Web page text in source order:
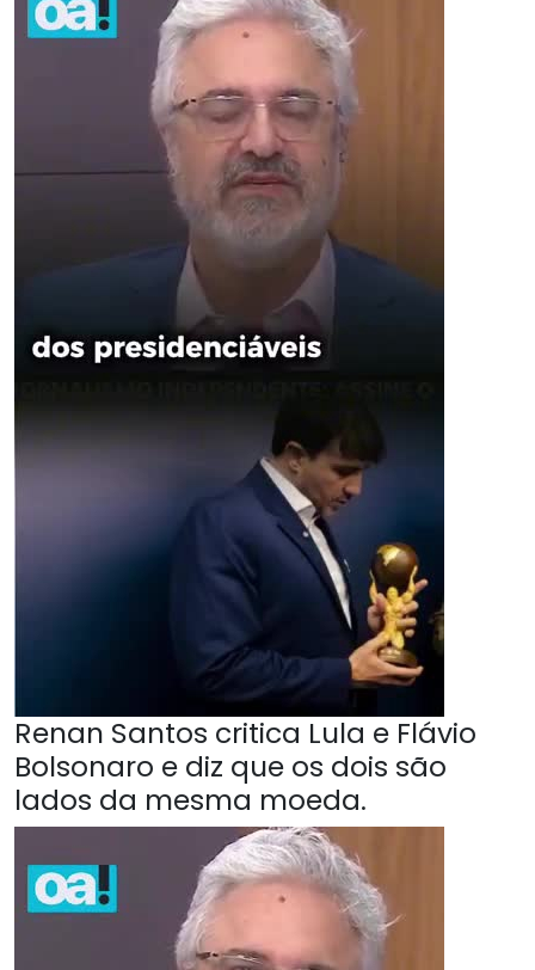
Renan Santos critica Lula e Flávio
Bolsonaro e diz que os dois são
lados da mesma moeda.